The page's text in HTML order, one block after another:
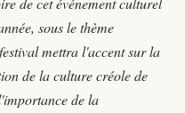
sous le thème
mettra l'accent sur la
de la culture créole de
de la